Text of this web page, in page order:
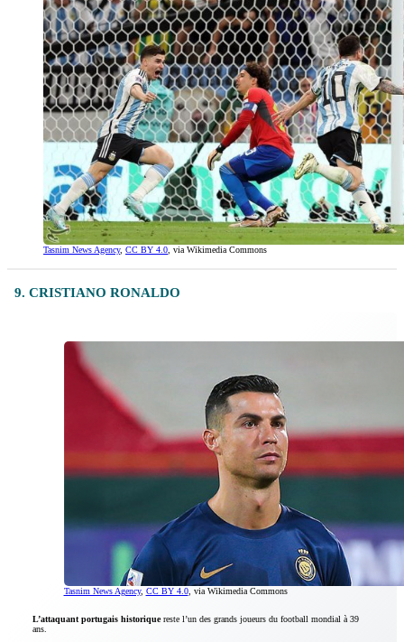
Tasnim News Agency, CC BY 4.0 , via Wikimedia Commons
9. CRISTIANO RONALDO
Tasnim News Agency, CC BY 4.0, via Wikimedia Commons
L’attaquant portugais historiquereste l’un des grands joueurs du football mondial à 39
ans.